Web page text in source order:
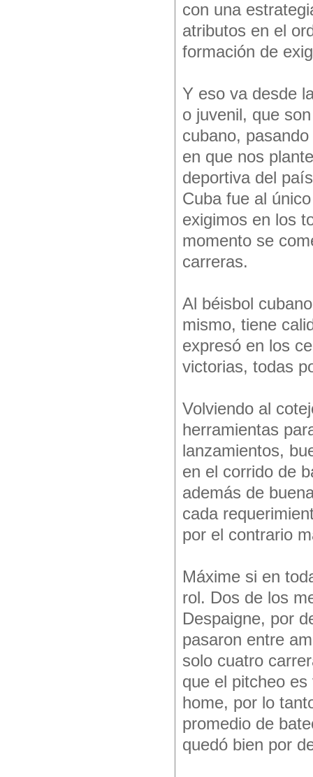
con una
atributos en el
formación de
Y eso va desde
o juvenil, que
cubano,
en que nos
deportiva del
Cuba fue al
exigimos en los
momento se
carreras.
Al béisbol
mismo, tiene
expresó en los
victorias, todas
Volviendo al
herramientas
lanzamientos,
en el corrido de
además de
cada
por el contrario
Máxime si en
rol. Dos de los
Despaigne, por
pasaron entre
solo cuatro
que el pitcheo
home, por lo
promedio de
quedó bien por